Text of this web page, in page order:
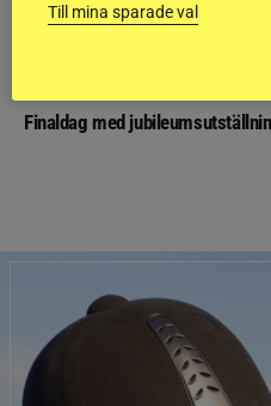
Finaldag med
Till mina sparade val